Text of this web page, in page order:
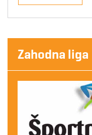
Zahodna liga